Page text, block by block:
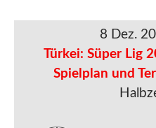
8 Dez.
Türkei: Süper Lig
Spielplan und